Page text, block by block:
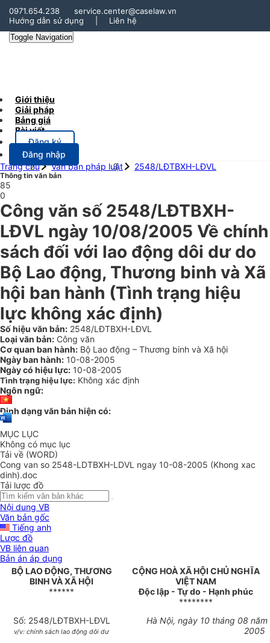
0971.654.238
service.center@caselaw.vn
Hướng dẫn sử dụng
Liên hệ
Toggle Navigation
Giới thiệu
Giải pháp
Bảng giá
Bài viết
Đăng ký
Đăng nhập
Trang chủ
Văn bản pháp luật 2548/LĐTBXH-LĐVL
Thông tin văn bản
85
0
Công văn số 2548/LĐTBXH-
LĐVL ngày 10/08/2005 Về chính
sách đối với lao động dôi dư do
Bộ Lao động, Thương binh và Xã
hội ban hành (Tình trạng hiệu
lực không xác định)
Số hiệu văn bản: 2548/LĐTBXH-LĐVL
Loại văn bản: Công văn
Cơ quan ban hành: Bộ Lao động – Thương binh và Xã hội
Ngày ban hành: 10-08-2005
Ngày có hiệu lực: 10-08-2005
Tình trạng hiệu lực: Không xác định
Ngôn ngữ:
Định dạng văn bản hiện có:
MỤC LỤC
Không có mục lục
Tải về (WORD)
Cong van so 2548-LDTBXH-LDVL ngay 10-08-2005 (Khong xac
dinh).doc
Tải lược đồ
Nội dung VB
Văn bản gốc
Tiếng anh
Lược đồ
VB liên quan
Bản án áp dụng
BỘ LAO ĐỘNG, THƯƠNG
BINH VÀ XÃ HỘI
******
CỘNG HOÀ XÃ HỘI CHỦ NGHĨA
VIỆT NAM
Độc lập - Tự do - Hạnh phúc
********
Số: 2548/LĐTBXH-LĐVL
v/v: chính sách lao động dôi dư
Hà Nội, ngày 10 tháng 08 năm
2005